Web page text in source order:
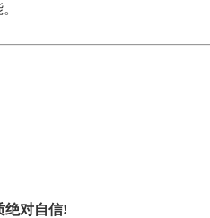
绝对自信!